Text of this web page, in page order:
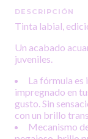
DESCRIPCIÓN
Tinta labial,
Un acabado
juveniles.
La fórmula
impregnado en
gusto. Sin
con un brillo
Mecanismo